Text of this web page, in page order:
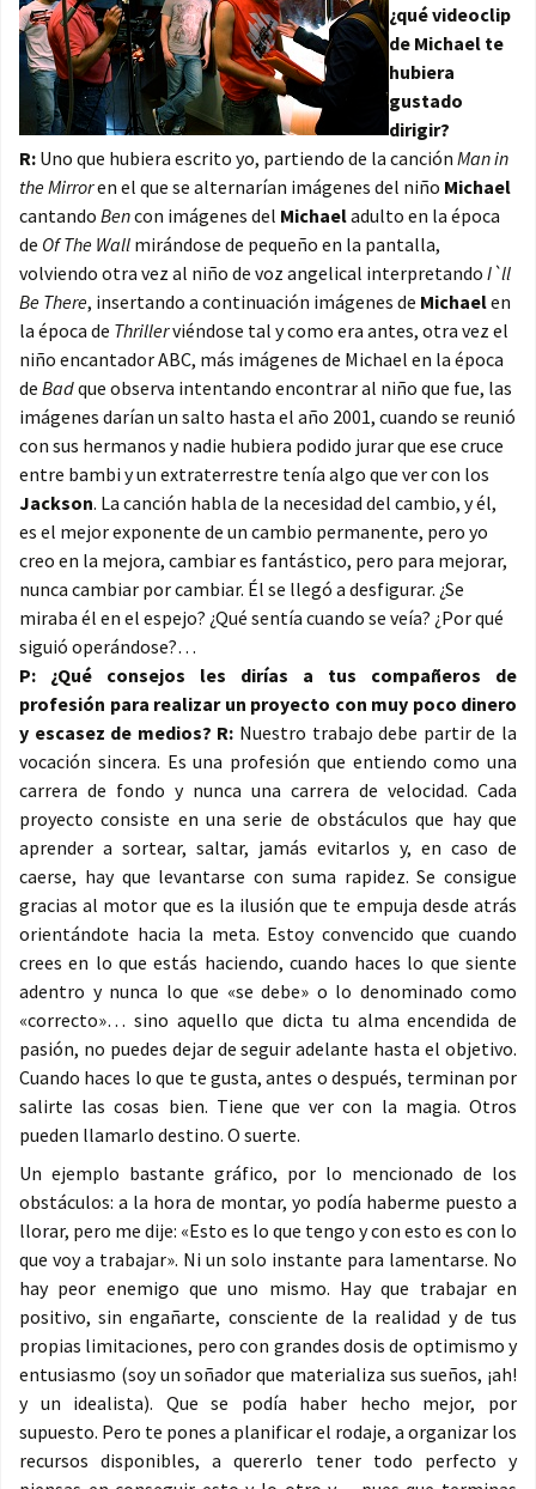
¿qué videoclip
de Michael te
hubiera
gustado
dirigir?
R: Uno que hubiera escrito yo, partiendo de la canción Man in
the Mirroren el que se alternarían imágenes del niño Michael
cantando Bencon imágenes del Michaeladulto en la época
de Of The Wall mirándose de pequeño en la pantalla,
volviendo otra vez al niño de voz angelical interpretando I`ll
Be There, insertando a continuación imágenes de Michaelen
la época de Thrillerviéndose tal y como era antes, otra vez el
niño encantador ABC, más imágenes de Michael en la época
de Badque observa intentando encontrar al niño que fue, las
imágenes darían un salto hasta el año 2001, cuando se reunió
con sus hermanos y nadie hubiera podido jurar que ese cruce
entre bambi y un extraterrestre tenía algo que ver con los
Jackson. La canción habla de la necesidad del cambio, y él,
es el mejor exponente de un cambio permanente, pero yo
creo en la mejora, cambiar es fantástico, pero para mejorar,
nunca cambiar por cambiar. Él se llegó a desfigurar. ¿Se
miraba él en el espejo? ¿Qué sentía cuando se veía? ¿Por qué
siguió operándose?…
P: ¿Qué consejos les dirías a tus compañeros de
profesión para realizar un proyecto con muy poco dinero
y escasez de medios? R: Nuestro trabajo debe partir de la
vocación sincera. Es una profesión que entiendo como una
carrera de fondo y nunca una carrera de velocidad. Cada
proyecto consiste en una serie de obstáculos que hay que
aprender a sortear, saltar, jamás evitarlos y, en caso de
caerse, hay que levantarse con suma rapidez. Se consigue
gracias al motor que es la ilusión que te empuja desde atrás
orientándote hacia la meta. Estoy convencido que cuando
crees en lo que estás haciendo, cuando haces lo que siente
adentro y nunca lo que «se debe» o lo denominado como
«correcto»… sino aquello que dicta tu alma encendida de
pasión, no puedes dejar de seguir adelante hasta el objetivo.
Cuando haces lo que te gusta, antes o después, terminan por
salirte las cosas bien. Tiene que ver con la magia. Otros
pueden llamarlo destino. O suerte.
Un ejemplo bastante gráfico, por lo mencionado de los
obstáculos: a la hora de montar, yo podía haberme puesto a
llorar, pero me dije: «Esto es lo que tengo y con esto es con lo
que voy a trabajar». Ni un solo instante para lamentarse. No
hay peor enemigo que uno mismo. Hay que trabajar en
positivo, sin engañarte, consciente de la realidad y de tus
propias limitaciones, pero con grandes dosis de optimismo y
entusiasmo (soy un soñador que materializa sus sueños, ¡ah!
y un idealista). Que se podía haber hecho mejor, por
supuesto. Pero te pones a planificar el rodaje, a organizar los
recursos disponibles, a quererlo tener todo perfecto y